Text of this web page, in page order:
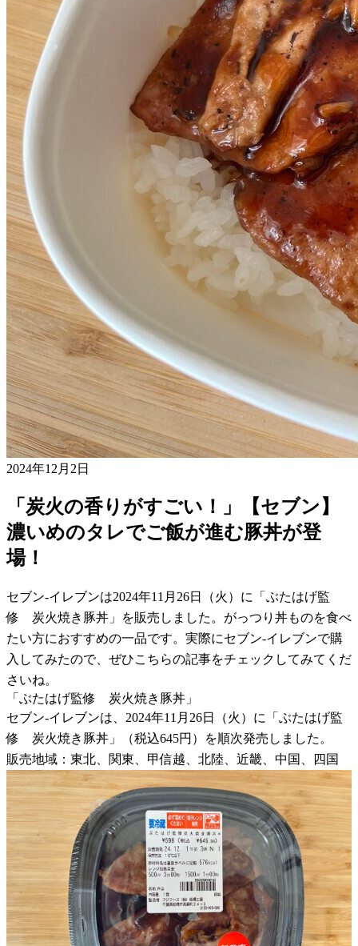
2024年12月2日
「炭火の香りがすごい！」【セブン】
濃いめのタレでご飯が進む豚丼が登
場！
セブン-イレブンは2024年11月26日（火）に「ぶたはげ監
修 炭火焼き豚丼」を販売しました。がっつり丼ものを食べ
たい方におすすめの一品です。実際にセブン-イレブンで購
入してみたので、ぜひこちらの記事をチェックしてみてくだ
さいね。
「ぶたはげ監修 炭火焼き豚丼」
セブン-イレブンは、2024年11月26日（火）に「ぶたはげ監
修 炭火焼き豚丼」（税込645円）を順次発売しました。
販売地域：東北、関東、甲信越、北陸、近畿、中国、四国